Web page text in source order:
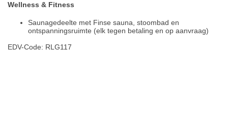
Wellness & Fitness
Saunagedeelte met Finse sauna, stoombad en
ontspanningsruimte (elk tegen betaling en op aanvraag)
EDV-Code: RLG117